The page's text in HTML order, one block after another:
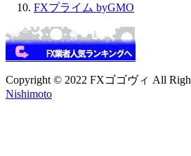
FXプライム byGMO
Copyright © 2022 FXゴゴヴィ All
Nishimoto